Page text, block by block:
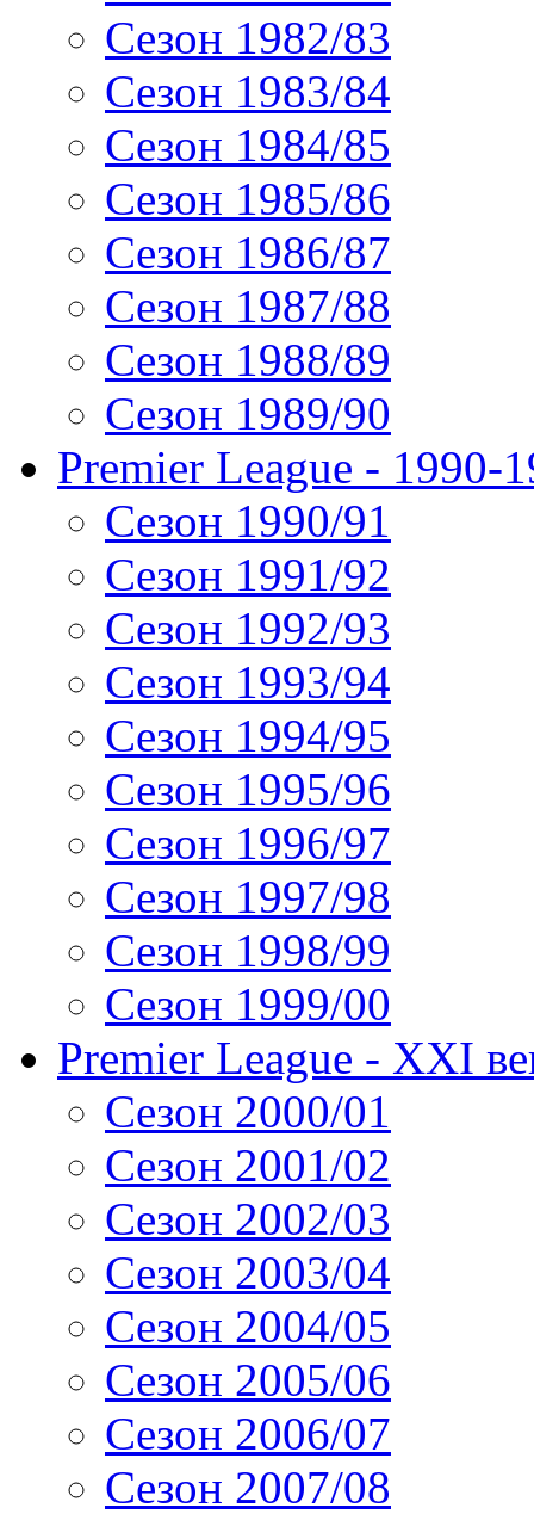
Сезон 1982/83
Сезон 1983/84
Сезон 1984/85
Сезон 1985/86
Сезон 1986/87
Сезон 1987/88
Сезон 1988/89
Сезон 1989/90
Premier League - 1990-
Сезон 1990/91
Сезон 1991/92
Сезон 1992/93
Сезон 1993/94
Сезон 1994/95
Сезон 1995/96
Сезон 1996/97
Сезон 1997/98
Сезон 1998/99
Сезон 1999/00
Premier League - XXI
Сезон 2000/01
Сезон 2001/02
Сезон 2002/03
Сезон 2003/04
Сезон 2004/05
Сезон 2005/06
Сезон 2006/07
Сезон 2007/08